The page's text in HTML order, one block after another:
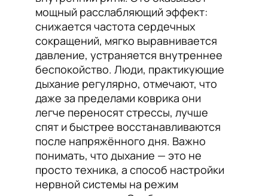
мощный расслабляющий эффект:
снижается частота сердечных
сокращений, мягко выравнивается
давление, устраняется внутреннее
беспокойство. Люди, практикующие
дыхание регулярно, отмечают, что
даже за пределами коврика они
легче переносят стрессы, лучше
спят и быстрее восстанавливаются
после напряжённого дня. Важно
понимать, что дыхание — это не
просто техника, а способ настройки
нервной системы на режим